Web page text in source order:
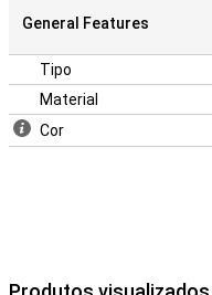
General Features
Tipo
Material
Cor